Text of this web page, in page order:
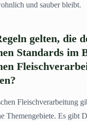
und sauber bleibt.
gelten, die
Standards im
Fleischverarbeitung
Themengebiete. Es gibt